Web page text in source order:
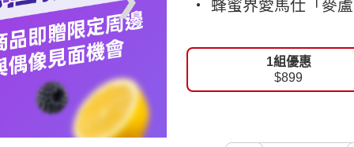
‧ 蜂蜜界愛馬仕「麥
1組優惠
$899